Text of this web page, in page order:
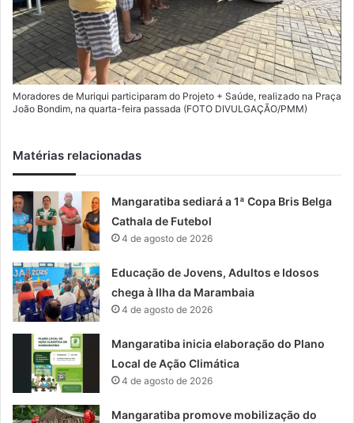
Moradores de Muriqui participaram do Projeto + Saúde, realizado na Praça
João Bondim, na quarta-feira passada (FOTO DIVULGAÇÃO/PMM)
Matérias relacionadas
Mangaratiba sediará a 1ª Copa Bris Belga
Cathala de Futebol
4 de agosto de 2026
Educação de Jovens, Adultos e Idosos
chega à Ilha da Marambaia
4 de agosto de 2026
Mangaratiba inicia elaboração do Plano
Local de Ação Climática
4 de agosto de 2026
Mangaratiba promove mobilização do